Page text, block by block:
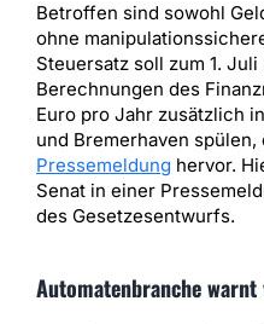
Betroffen sind sowohl
ohne
Steuersatz soll zum 1.
Berechnungen des
Euro pro Jahr zusätzlich
und Bremerhaven spülen,
Pressemeldung hervor.
Senat in einer
des Gesetzesentwurfs.
Automatenbranche